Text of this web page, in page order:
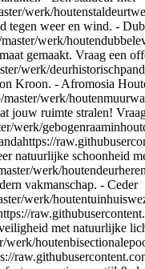
werk/
tegen weer en wind. -
werk/
gemaakt. Vraag een
werk/
Kroon. - Afromosia
werk/
ruimte stralen!
werk/
natuurlijke schoonheid
werk/
vakmanschap. - Ceder
werk/
met natuurlijke